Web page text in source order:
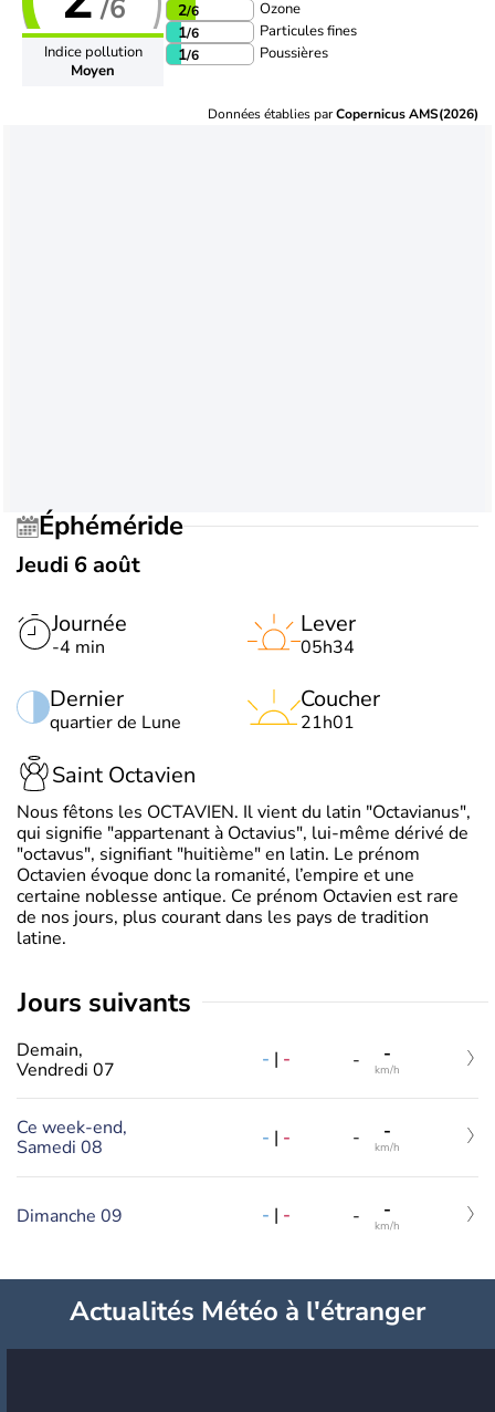
/6
Indice pollution
Moyen
2/6 Ozone
1/6 Particules fines
1/6 Poussières
Données établies parCopernicus AMS(2026)
Éphéméride
Jeudi 6 août
Journée
-4 min
Dernier
quartier de Lune
Lever
05h34
Coucher
21h01
Saint Octavien
Nous fêtons les OCTAVIEN. Il vient du latin "Octavianus",
qui signifie "appartenant à Octavius", lui-même dérivé de
"octavus", signifiant "huitième" en latin. Le prénom
Octavien évoque donc la romanité, l’empire et une
certaine noblesse antique. Ce prénom Octavien est rare
de nos jours, plus courant dans les pays de tradition
latine.
jours suivants
Demain,
Vendredi 07
- | - - -
km/h
Ce week-end,
Samedi 08
- | - - -
km/h
Dimanche 09 - | - - -
km/h
Actualités Météo à l'étranger